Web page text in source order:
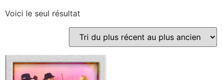
Voici le seul résultat